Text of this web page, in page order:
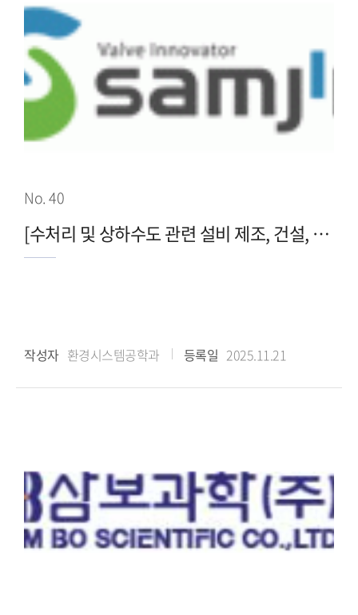
No. 40
[수처리 및 상하수도 관련 설비 제조, 건설, 도매 전문기업] 삼진이앤아이(주)
작성자 환경시스템공학과 등록일 2025.11.21